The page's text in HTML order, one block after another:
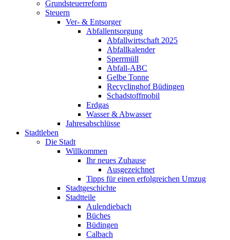
Grundsteuerreform
Steuern
Ver- & Entsorger
Abfallentsorgung
Abfallwirtschaft 2025
Abfallkalender
Sperrmüll
Abfall-ABC
Gelbe Tonne
Recyclinghof Büdingen
Schadstoffmobil
Erdgas
Wasser & Abwasser
Jahresabschlüsse
Stadtleben
Die Stadt
Willkommen
Ihr neues Zuhause
Ausgezeichnet
Tipps für einen erfolgreichen Umzug
Stadtgeschichte
Stadtteile
Aulendiebach
Büches
Büdingen
Calbach